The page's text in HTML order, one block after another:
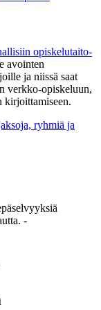
opiskelutaito-
avointen
ja niissä saat
verkko-opiskeluun,
kirjoittamiseen.
ryhmiä ja
-